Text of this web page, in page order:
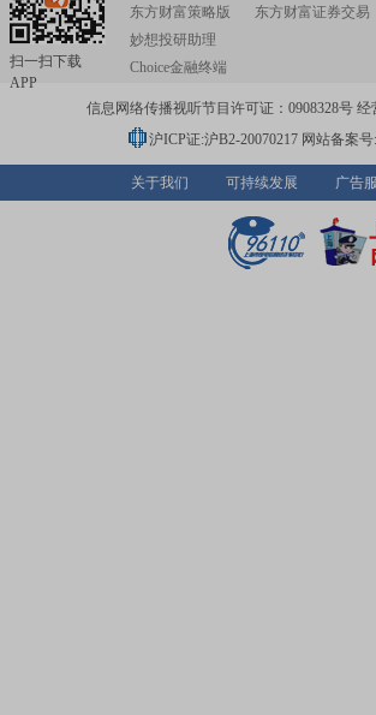
扫一扫下载
APP
东方财富策略版
妙想投研助理
Choice金融终端
东方财富证券交易
信息网络传播视听节目许可证：0908328号
沪ICP证:沪B2-20070217 网站备案号
关于我们 可持续发展 广告